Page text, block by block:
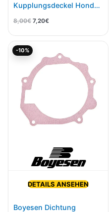
Kupplungsdeckel Honda
8,00€ 7,20€
-10%
DETAILS ANSEHEN
Boyesen Dichtung
Preis
war:
8,00€
Preis
ist:
7,20€.